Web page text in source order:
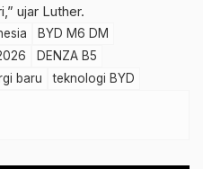
ujar Luther.
BYD M6 DM
DENZA B5
baru teknologi BYD